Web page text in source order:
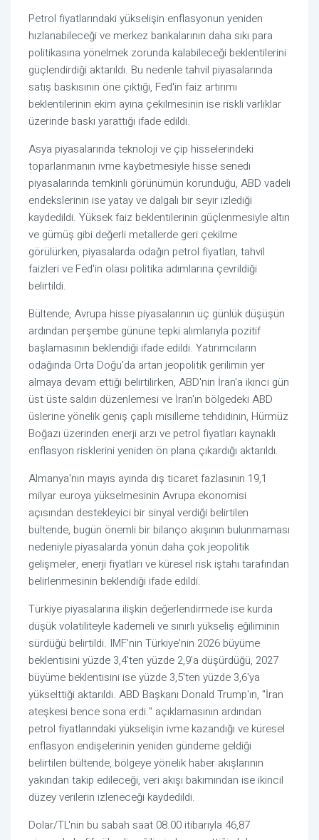
Petrol fiyatlarındaki yükselişin enflasyonun yeniden
hızlanabileceği ve merkez bankalarının daha sıkı para
politikasına yönelmek zorunda kalabileceği beklentilerini
güçlendirdiği aktarıldı. Bu nedenle tahvil piyasalarında
satış baskısının öne çıktığı, Fed'in faiz artırımı
beklentilerinin ekim ayına çekilmesinin ise riskli varlıklar
üzerinde baskı yarattığı ifade edildi.
Asya piyasalarında teknoloji ve çip hisselerindeki
toparlanmanın ivme kaybetmesiyle hisse senedi
piyasalarında temkinli görünümün korunduğu, ABD vadeli
endekslerinin ise yatay ve dalgalı bir seyir izlediği
kaydedildi. Yüksek faiz beklentilerinin güçlenmesiyle altın
ve gümüş gibi değerli metallerde geri çekilme
görülürken, piyasalarda odağın petrol fiyatları, tahvil
faizleri ve Fed'in olası politika adımlarına çevrildiği
belirtildi.
Bültende, Avrupa hisse piyasalarının üç günlük düşüşün
ardından perşembe gününe tepki alımlarıyla pozitif
başlamasının beklendiği ifade edildi. Yatırımcıların
odağında Orta Doğu'da artan jeopolitik gerilimin yer
almaya devam ettiği belirtilirken, ABD'nin İran'a ikinci gün
üst üste saldırı düzenlemesi ve İran'ın bölgedeki ABD
üslerine yönelik geniş çaplı misilleme tehdidinin, Hürmüz
Boğazı üzerinden enerji arzı ve petrol fiyatları kaynaklı
enflasyon risklerini yeniden ön plana çıkardığı aktarıldı.
Almanya'nın mayıs ayında dış ticaret fazlasının 19,1
milyar euroya yükselmesinin Avrupa ekonomisi
açısından destekleyici bir sinyal verdiği belirtilen
bültende, bugün önemli bir bilanço akışının bulunmaması
nedeniyle piyasalarda yönün daha çok jeopolitik
gelişmeler, enerji fiyatları ve küresel risk iştahı tarafından
belirlenmesinin beklendiği ifade edildi.
Türkiye piyasalarına ilişkin değerlendirmede ise kurda
düşük volatiliteyle kademeli ve sınırlı yükseliş eğiliminin
sürdüğü belirtildi. IMF'nin Türkiye'nin 2026 büyüme
beklentisini yüzde 3,4'ten yüzde 2,9'a düşürdüğü, 2027
büyüme beklentisini ise yüzde 3,5'ten yüzde 3,6'ya
yükselttiği aktarıldı. ABD Başkanı Donald Trump'ın, "İran
ateşkesi bence sona erdi." açıklamasının ardından
petrol fiyatlarındaki yükselişin ivme kazandığı ve küresel
enflasyon endişelerinin yeniden gündeme geldiği
belirtilen bültende, bölgeye yönelik haber akışlarının
yakından takip edileceği, veri akışı bakımından ise ikincil
düzey verilerin izleneceği kaydedildi.
Dolar/TL'nin bu sabah saat 08.00 itibarıyla 46,87